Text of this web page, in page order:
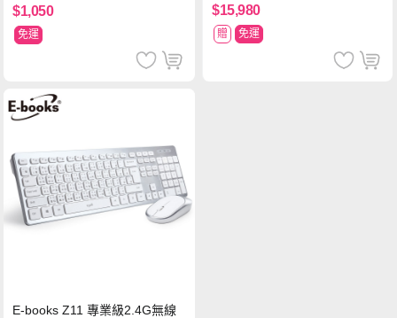
$1,050
免運
$15,980
贈 免運
E-books Z11 專業級2.4G無線